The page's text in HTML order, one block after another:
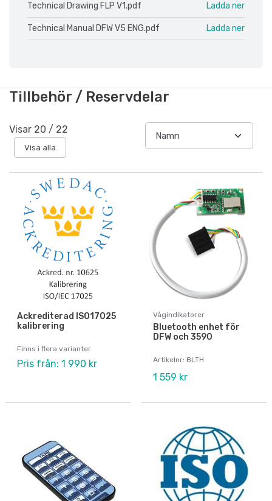
Technical Drawing FLP V1.pdf Ladda ner
Technical Manual DFW V5 ENG.pdf Ladda ner
Tillbehör / Reservdelar
Visar 20 / 22
Visa alla
Ackrediterad ISO17025
kalibrering
Finns i flera varianter
Pris från: 1 990 kr
Vågindikatorer
Bluetooth enhet för
DFW och 3590
Artikelnr: BLTH
1 559 kr